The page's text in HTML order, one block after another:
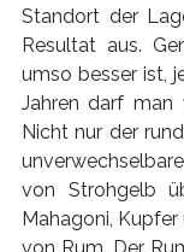
Standort der
Resultat aus.
umso besser ist,
Jahren darf man
Nicht nur der
von Strohgelb
Mahagoni, Kupfer
von Rum. Der